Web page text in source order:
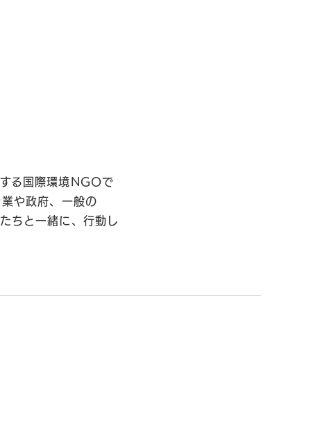
る国際環境NGOで
や政府、一般の
ちと一緒に、行動し